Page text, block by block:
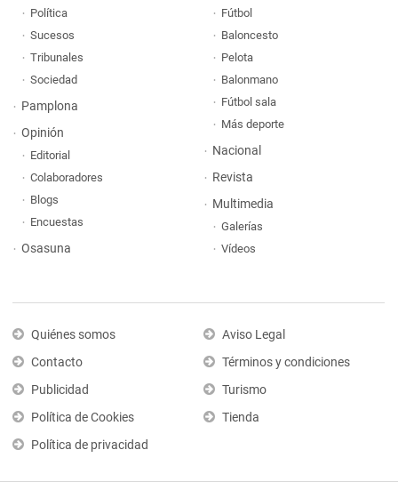
Política
Sucesos
Tribunales
Sociedad
Pamplona
Opinión
Editorial
Colaboradores
Blogs
Encuestas
Osasuna
Fútbol
Baloncesto
Pelota
Balonmano
Fútbol sala
Más deporte
Nacional
Revista
Multimedia
Galerías
Vídeos
Quiénes somos
Contacto
Publicidad
Política de Cookies
Política de privacidad
Aviso Legal
Términos y condiciones
Turismo
Tienda